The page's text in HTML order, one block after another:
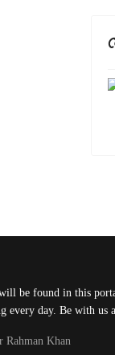
be found in this
day. Be with us
Rahman Khan